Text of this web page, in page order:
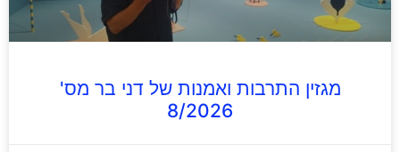
מגזין התרבות ואמנות של דני בר מס'
8/2026